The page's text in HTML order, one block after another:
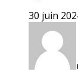
30 juin